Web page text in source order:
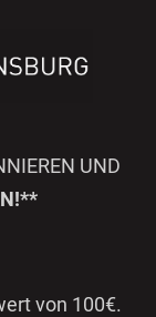
UND
von 100€.